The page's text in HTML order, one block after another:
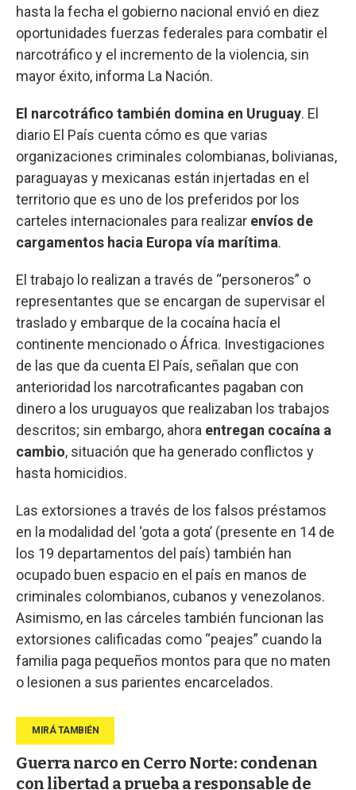
hasta la fecha el gobierno nacional envió en diez
oportunidades fuerzas federales para combatir el
narcotráfico y el incremento de la violencia, sin
mayor éxito, informa La Nación.
El narcotráfico también domina en Uruguay. El
diario El País cuenta cómo es que varias
organizaciones criminales colombianas, bolivianas,
paraguayas y mexicanas están injertadas en el
territorio que es uno de los preferidos por los
carteles internacionales para realizar envíos de
cargamentos hacia Europa vía marítima.
El trabajo lo realizan a través de “personeros” o
representantes que se encargan de supervisar el
traslado y embarque de la cocaína hacía el
continente mencionado o África. Investigaciones
de las que da cuenta El País, señalan que con
anterioridad los narcotraficantes pagaban con
dinero a los uruguayos que realizaban los trabajos
descritos; sin embargo, ahora entregan cocaína a
cambio, situación que ha generado conflictos y
hasta homicidios.
Las extorsiones a través de los falsos préstamos
en la modalidad del ‘gota a gota’ (presente en 14 de
los 19 departamentos del país) también han
ocupado buen espacio en el país en manos de
criminales colombianos, cubanos y venezolanos.
Asimismo, en las cárceles también funcionan las
extorsiones calificadas como “peajes” cuando la
familia paga pequeños montos para que no maten
o lesionen a sus parientes encarcelados.
Guerra narco en Cerro Norte: condenan
con libertad a prueba a responsable de